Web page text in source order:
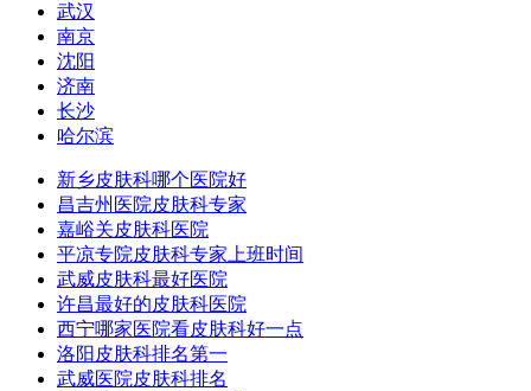
武汉
南京
沈阳
济南
长沙
哈尔滨
新乡皮肤科哪个医院好
昌吉州医院皮肤科专家
嘉峪关皮肤科医院
平凉专院皮肤科专家上班时间
武威皮肤科最好医院
许昌最好的皮肤科医院
西宁哪家医院看皮肤科好一点
洛阳皮肤科排名第一
武威医院皮肤科排名